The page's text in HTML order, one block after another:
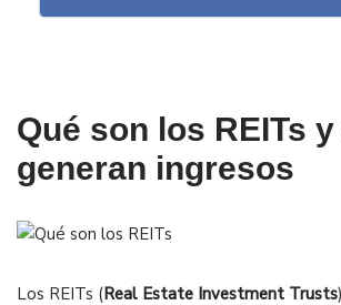
Qué son los REITs
generan ingresos
Los REITs (Real Estate Investment Trusts